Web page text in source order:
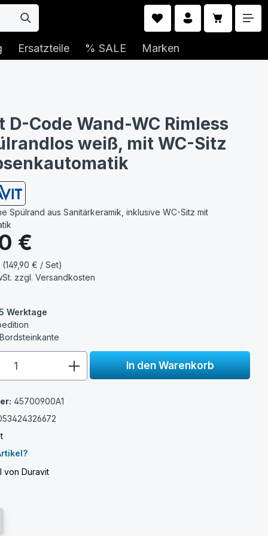
Ersatzteile % SALE Marken
D-Code Wand-WC Rimless
weiß, mit WC-Sitz
Spülrand aus Sanitärkeramik, inklusive WC-Sitz mit
€
(149,90 € / Set)
zzgl.Versandkosten
Werktage
In den Warenkorb
45700900A1
von Duravit